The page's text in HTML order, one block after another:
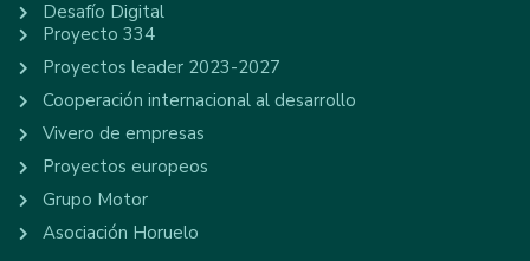
Desafío Digital
Proyecto 334
Proyectos leader 2023-2027
Cooperación internacional al desarrollo
Vivero de empresas
Proyectos europeos
Grupo Motor
Asociación Horuelo